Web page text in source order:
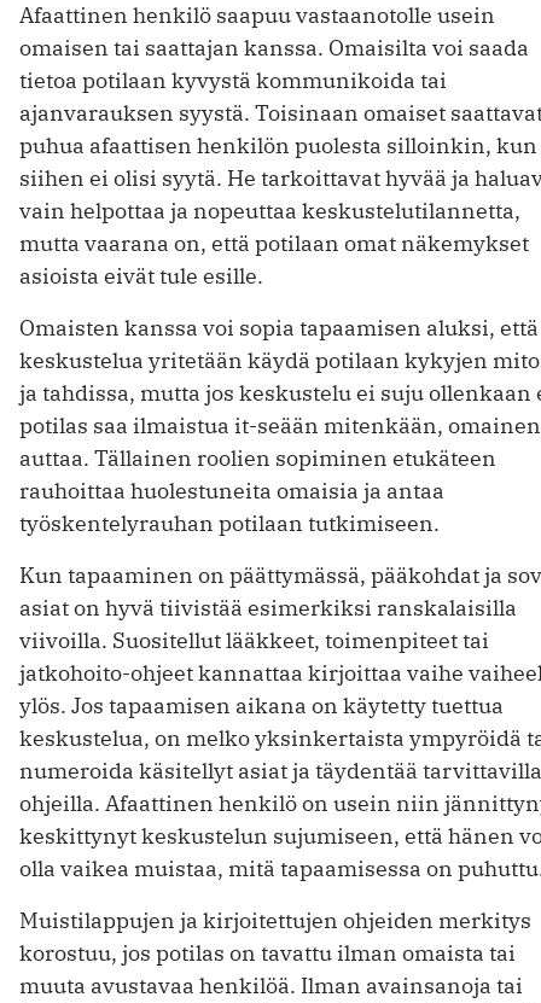
Afaattinen henkilö saapuu vastaanotolle usein
omaisen tai saattajan kanssa. Omaisilta voi saada
tietoa potilaan kyvystä kommunikoida tai
ajanvarauksen syystä. Toisinaan omaiset
puhua afaattisen henkilön puolesta silloinkin, kun
siihen ei olisi syytä. He tarkoittavat hyvää ja
vain helpottaa ja nopeuttaa keskustelutilannetta,
mutta vaarana on, että potilaan omat näkemykset
asioista eivät tule esille.
Omaisten kanssa voi sopia tapaamisen aluksi, että
keskustelua yritetään käydä potilaan kykyjen
ja tahdissa, mutta jos keskustelu ei suju ollenkaan
potilas saa ilmaistua it-seään mitenkään,
auttaa. Tällainen roolien sopiminen etukäteen
rauhoittaa huolestuneita omaisia ja antaa
työskentelyrauhan potilaan tutkimiseen.
Kun tapaaminen on päättymässä, pääkohdat ja
asiat on hyvä tiivistää esimerkiksi ranskalaisilla
viivoilla. Suositellut lääkkeet, toimenpiteet tai
jatkohoito-ohjeet kannattaa kirjoittaa vaihe
ylös. Jos tapaamisen aikana on käytetty tuettua
keskustelua, on melko yksinkertaista ympyröidä
numeroida käsitellyt asiat ja täydentää tarvittavilla
ohjeilla. Afaattinen henkilö on usein niin
keskittynyt keskustelun sujumiseen, että hänen
olla vaikea muistaa, mitä tapaamisessa on
Muistilappujen ja kirjoitettujen ohjeiden merkitys
korostuu, jos potilas on tavattu ilman omaista tai
muuta avustavaa henkilöä. Ilman avainsanoja tai